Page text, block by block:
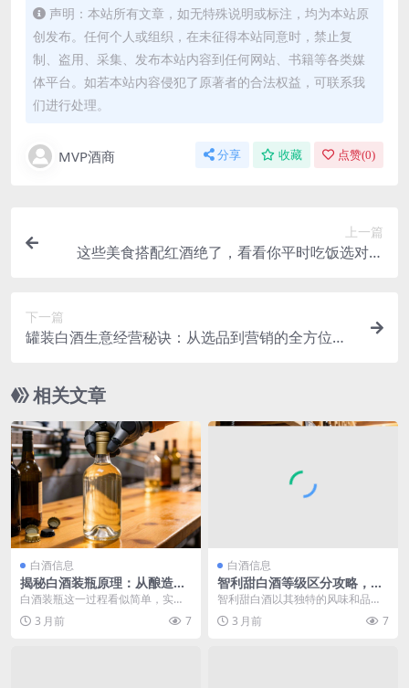
声明：本站所有文章，如无特殊说明或标注，均为本站原
创发布。任何个人或组织，在未征得本站同意时，禁止复
制、盗用、采集、发布本站内容到任何网站、书籍等各类媒
体平台。如若本站内容侵犯了原著者的合法权益，可联系我
们进行处理。
MVP酒商 分享 收藏 点赞(0)
上一篇
这些美食搭配红酒绝了，看看你平时吃饭选对了
下一篇
罐装白酒生意经营秘诀：从选品到营销的全方位攻
相关文章
白酒信息
揭秘白酒装瓶原理：从酿造到
密封的奇妙过程
白酒装瓶这一过程看似简单，实则
背后蕴含着复杂而精细的原理。从
原酒的酿造完成到最终...
3 月前 7
白酒信息
智利甜白酒等级区分攻略，掌
握这些要点轻松辨别高低
智利甜白酒以其独特的风味和品质
在全球葡萄酒市场中占据着重要的
地位。对于消费者而言...
3 月前 7